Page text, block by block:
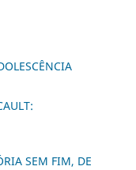
SEM FIM, DE